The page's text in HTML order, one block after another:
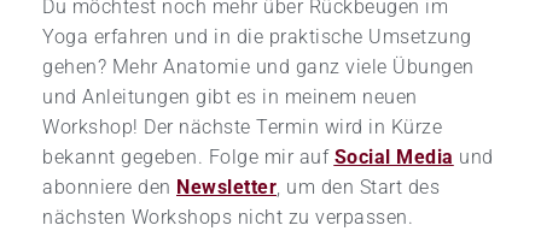
Du möchtest noch mehr über Rückbeugen im
Yoga erfahren und in die praktische Umsetzung
gehen? Mehr Anatomie und ganz viele Übungen
und Anleitungen gibt es in meinem neuen
Workshop! Der nächste Termin wird in Kürze
bekannt gegeben. Folge mir auf Social Media und
abonniere den Newsletter, um den Start des
nächsten Workshops nicht zu verpassen.